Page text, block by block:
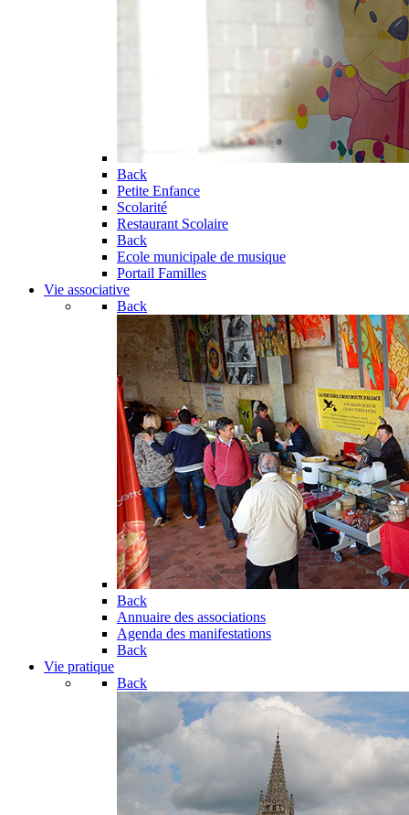
Back
Petite Enfance
Scolarité
Restaurant Scolaire
Back
Ecole municipale de musique
Portail Familles
Vie associative
Back
Back
Annuaire des associations
Agenda des manifestations
Back
Vie pratique
Back